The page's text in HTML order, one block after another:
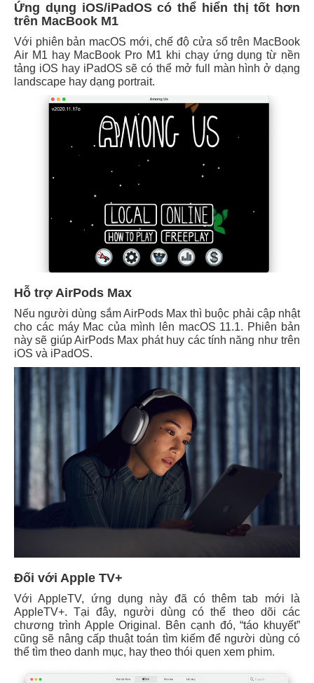
Ứng dụng iOS/iPadOS có thể hiển thị tốt hơn
trên MacBook M1
Với phiên bản macOS mới, chế độ cửa sổ trên MacBook
Air M1 hay MacBook Pro M1 khi chạy ứng dụng từ nền
tảng iOS hay iPadOS sẽ có thể mở full màn hình ở dạng
landscape hay dạng portrait.
Hỗ trợ AirPods Max
Nếu người dùng sắm AirPods Max thì buộc phải cập nhật
cho các máy Mac của mình lên macOS 11.1. Phiên bản
này sẽ giúp AirPods Max phát huy các tính năng như trên
iOS và iPadOS.
Đối với Apple TV+
Với AppleTV, ứng dụng này đã có thêm tab mới là
AppleTV+. Tại đây, người dùng có thể theo dõi các
chương trình Apple Original. Bên cạnh đó, “táo khuyết”
cũng sẽ nâng cấp thuật toán tìm kiếm để người dùng có
thể tìm theo danh mục, hay theo thói quen xem phim.